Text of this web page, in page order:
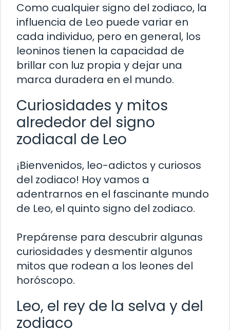
Como cualquier signo del zodiaco, la
influencia de Leo puede variar en
cada individuo, pero en general, los
leoninos tienen la capacidad de
brillar con luz propia y dejar una
marca duradera en el mundo.
Curiosidades y mitos
alrededor del signo
zodiacal de Leo
¡Bienvenidos, leo-adictos y curiosos
del zodiaco! Hoy vamos a
adentrarnos en el fascinante mundo
de Leo, el quinto signo del zodiaco.
Prepárense para descubrir algunas
curiosidades y desmentir algunos
mitos que rodean a los leones del
horóscopo.
Leo, el rey de la selva y del
zodiaco